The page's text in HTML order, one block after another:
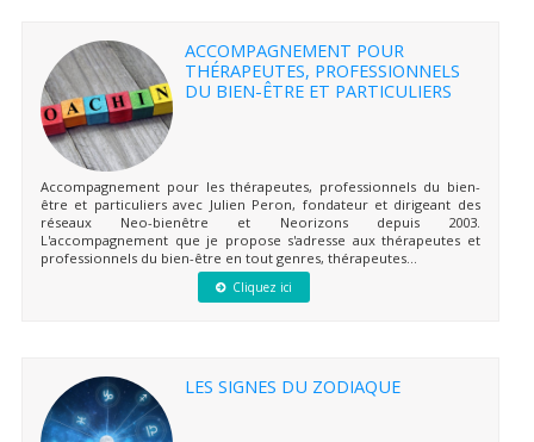
ACCOMPAGNEMENT POUR
THÉRAPEUTES, PROFESSIONNELS
DU BIEN-ÊTRE ET PARTICULIERS
Accompagnement pour les thérapeutes, professionnels du bien-
être et particuliers avec Julien Peron, fondateur et dirigeant des
réseaux Neo-bienêtre et Neorizons depuis 2003.
L'accompagnement que je propose s'adresse aux thérapeutes et
professionnels du bien-être en tout genres, thérapeutes...
Cliquez ici
LES SIGNES DU ZODIAQUE